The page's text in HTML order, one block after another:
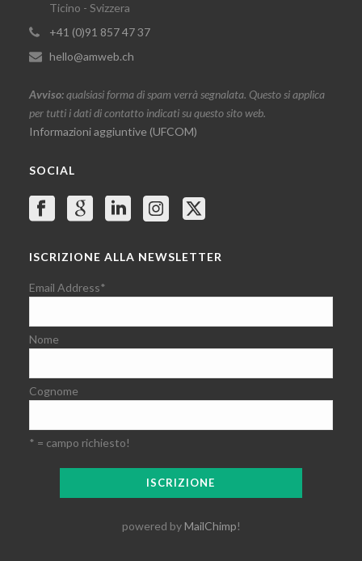
Ticino - Svizzera
+41 (0)91 857 47 37
hello@amweb.ch
Avviso:qualsiasi forma di spam verrà segnalata. Questo si applica
per tutti i dati di contatto indicati su questo sito web.
Informazioni aggiuntive (UFCOM)
SOCIAL
ISCRIZIONE ALLA NEWSLETTER
Email Address*
Nome
Cognome
* = campo richiesto!
powered byMailChimp!